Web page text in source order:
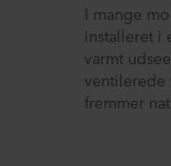
I mange
installeret i
varmt
ventilerede
fremmer